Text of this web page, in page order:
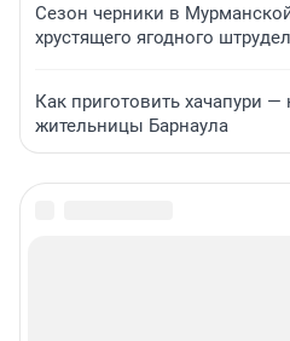
Сезон черники в
хрустящего ягодного
Как приготовить хачапури
жительницы Барнаула